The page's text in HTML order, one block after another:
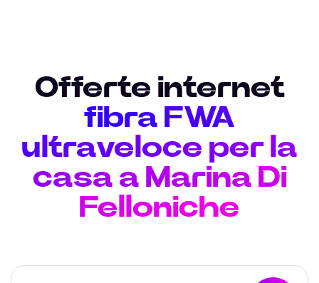
Offerte internet
fibra FWA
ultraveloce per la
casa a Marina Di
Felloniche